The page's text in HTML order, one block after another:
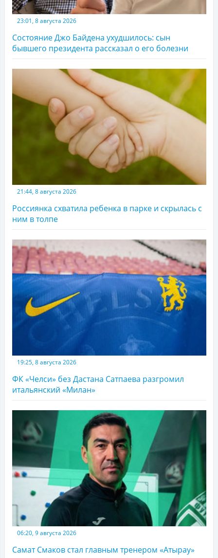
23:01, 8 августа 2026
Состояние Джо Байдена ухудшилось: сын
бывшего президента рассказал о его болезни
21:44, 8 августа 2026
Россиянка схватила ребенка в парке и скрылась с
ним в толпе
19:25, 8 августа 2026
ФК «Челси» без Дастана Сатпаева разгромил
итальянский «Милан»
06:20, 9 августа 2026
Самат Смаков стал главным тренером «Атырау»